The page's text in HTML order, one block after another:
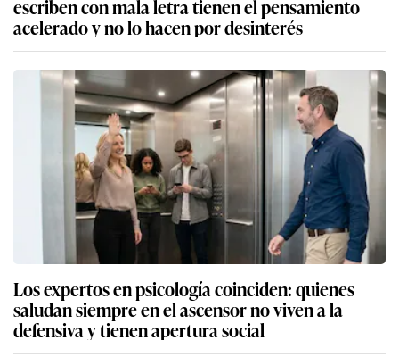
escriben con mala letra tienen el pensamiento
acelerado y no lo hacen por desinterés
Los expertos en psicología coinciden: quienes
saludan siempre en el ascensor no viven a la
defensiva y tienen apertura social